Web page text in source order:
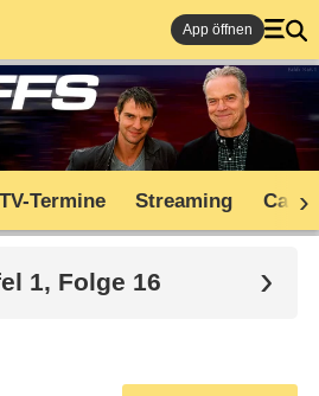
App öffnen
TV-Termine Streaming Cast
1, Folge 16